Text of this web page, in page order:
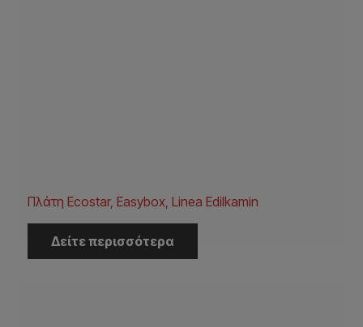
Πλάτη Ecostar, Easybox, Linea Edilkamin
Δείτε περισσότερα